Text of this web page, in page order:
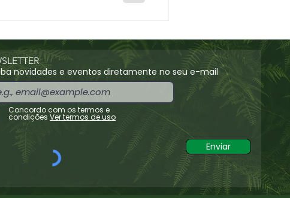
novidades e eventos diretamente no seu e-mail
Concordo com os termos e
condições Ver termos de uso
Enviar